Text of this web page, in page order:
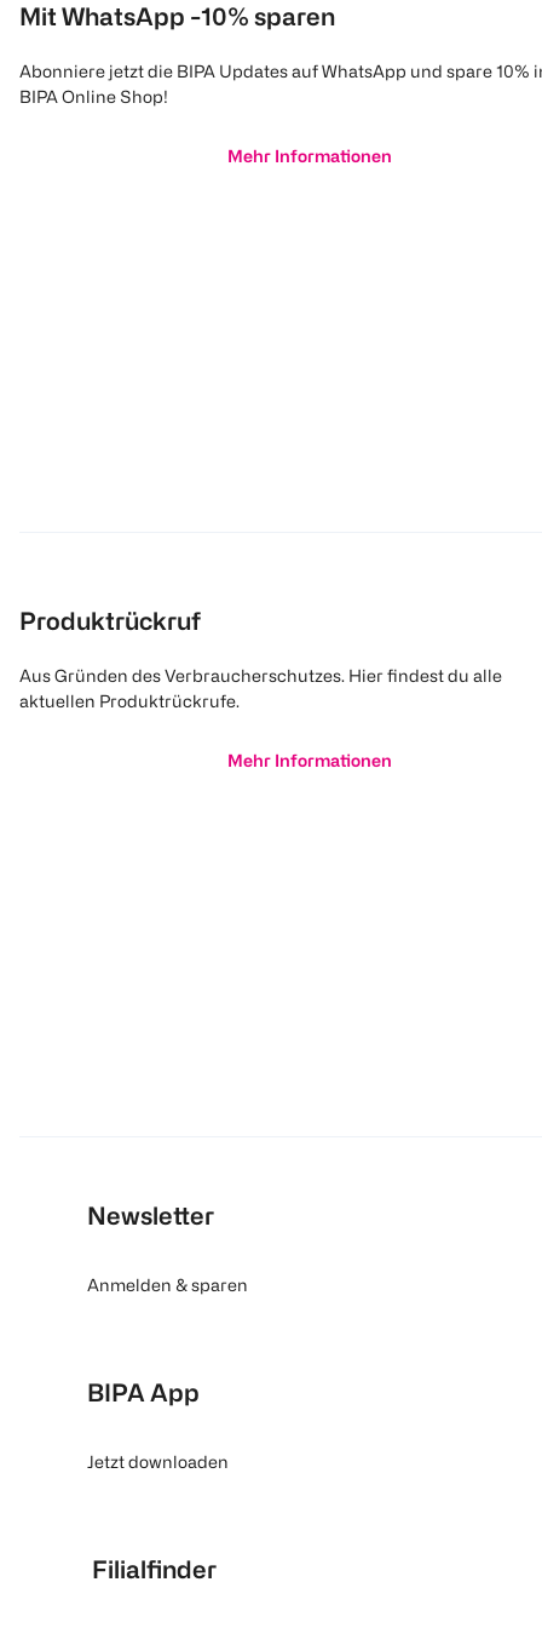
Mit WhatsApp -10% sparen
Abonniere jetzt die BIPA Updates auf WhatsApp und spare 10%
BIPA Online Shop!
Mehr Informationen
Produktrückruf
Aus Gründen des Verbraucherschutzes. Hier findest du alle
aktuellen Produktrückrufe.
Mehr Informationen
Newsletter
Anmelden & sparen
BIPA App
Jetzt downloaden
Filialfinder